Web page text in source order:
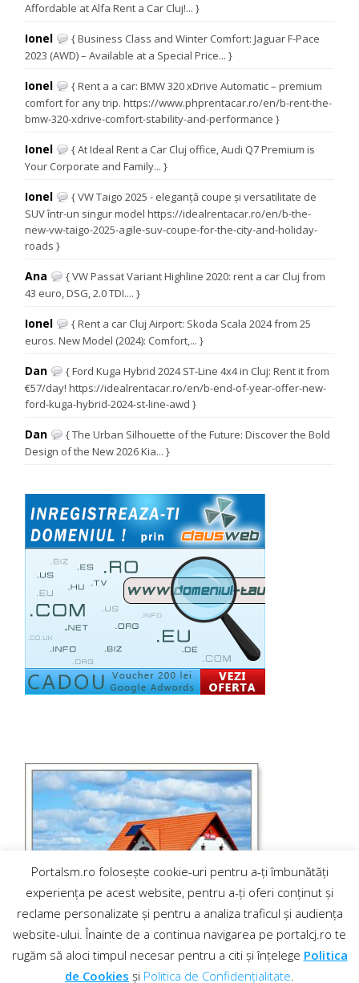
Affordable at Alfa Rent a Car Cluj!... }
Ionel
{ Business Class and Winter Comfort: Jaguar F-Pace
2023 (AWD) – Available at a Special Price... }
Ionel
{ Rent a a car: BMW 320 xDrive Automatic – premium
comfort for any trip. https://www.phprentacar.ro/en/b-rent-the-
bmw-320-xdrive-comfort-stability-and-performance }
Ionel
{ At Ideal Rent a Car Cluj office, Audi Q7 Premium is
Your Corporate and Family... }
Ionel
{ VW Taigo 2025 - eleganță coupe și versatilitate de
SUV într-un singur model https://idealrentacar.ro/en/b-the-
new-vw-taigo-2025-agile-suv-coupe-for-the-city-and-holiday-
roads }
Ana
{ VW Passat Variant Highline 2020: rent a car Cluj from
43 euro, DSG, 2.0 TDI.... }
Ionel
{ Rent a car Cluj Airport: Skoda Scala 2024 from 25
euros. New Model (2024): Comfort,... }
Dan
{ Ford Kuga Hybrid 2024 ST-Line 4x4 in Cluj: Rent it from
€57/day! https://idealrentacar.ro/en/b-end-of-year-offer-new-
ford-kuga-hybrid-2024-st-line-awd }
Dan
{ The Urban Silhouette of the Future: Discover the Bold
Design of the New 2026 Kia... }
Portalsm.ro folosește cookie-uri pentru a-ți îmbunătăți
experiența pe acest website, pentru a-ți oferi conținut și
reclame personalizate și pentru a analiza traficul și audiența
website-ului. Înainte de a continua navigarea pe portalcj.ro te
rugăm să aloci timpul necesar pentru a citi și înțelege Politica
de Cookies și Politica de Confidențialitate.